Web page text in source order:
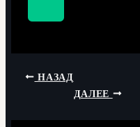
НАЗАД
ДАЛЕЕ